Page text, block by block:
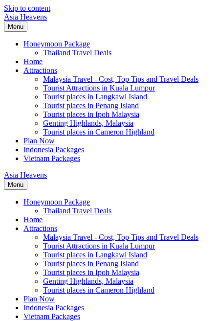
Skip to content
Asia Heavens
Menu
Honeymoon Package
Thailand Travel Deals
Home
Attractions
Malaysia Travel - Cost, Top Tips and Travel Deals
Tourist Attractions in Kuala Lumpur
Tourist places in Langkawi Island
Tourist places in Penang Island
Tourist places in Ipoh Malaysia
Genting Highlands, Malaysia
Tourist places in Cameron Highland
Plan Now
Indonesia Packages
Vietnam Packages
Asia Heavens
Menu
Honeymoon Package
Thailand Travel Deals
Home
Attractions
Malaysia Travel - Cost, Top Tips and Travel Deals
Tourist Attractions in Kuala Lumpur
Tourist places in Langkawi Island
Tourist places in Penang Island
Tourist places in Ipoh Malaysia
Genting Highlands, Malaysia
Tourist places in Cameron Highland
Plan Now
Indonesia Packages
Vietnam Packages